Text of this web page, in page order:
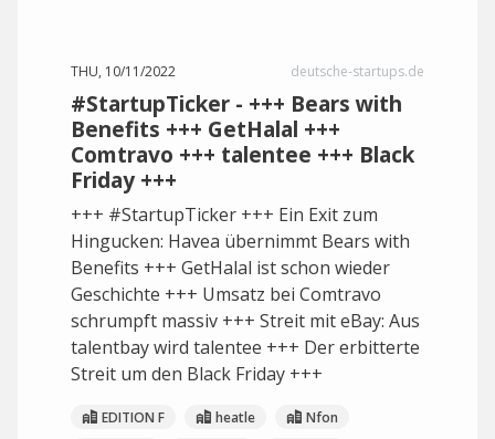
THU, 10/11/2022 deutsche-startups.de
#StartupTicker - +++ Bears with
Benefits +++ GetHalal +++
Comtravo +++ talentee +++ Black
Friday +++
+++ #StartupTicker +++ Ein Exit zum
Hingucken: Havea übernimmt Bears with
Benefits +++ GetHalal ist schon wieder
Geschichte +++ Umsatz bei Comtravo
schrumpft massiv +++ Streit mit eBay: Aus
talentbay wird talentee +++ Der erbitterte
Streit um den Black Friday +++
EDITION F heatle
Nfon